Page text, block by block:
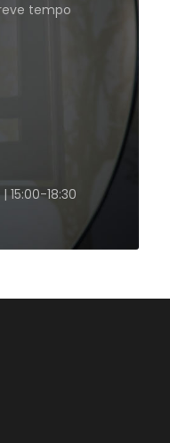
tempo
15:00-18:30